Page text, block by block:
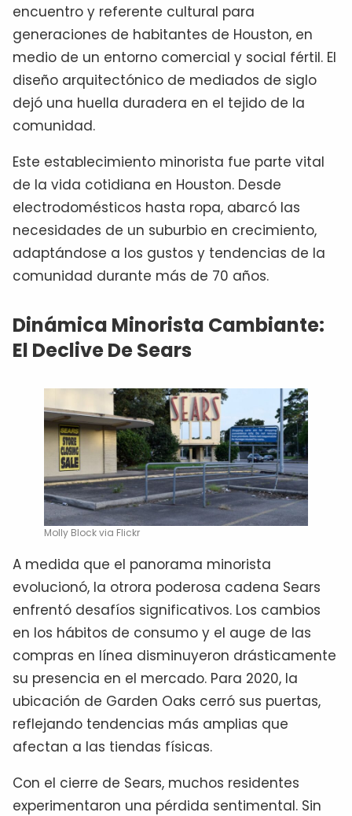
encuentro y referente cultural para
generaciones de habitantes de Houston, en
medio de un entorno comercial y social fértil. El
diseño arquitectónico de mediados de siglo
dejó una huella duradera en el tejido de la
comunidad.
Este establecimiento minorista fue parte vital
de la vida cotidiana en Houston. Desde
electrodomésticos hasta ropa, abarcó las
necesidades de un suburbio en crecimiento,
adaptándose a los gustos y tendencias de la
comunidad durante más de 70 años.
Dinámica Minorista Cambiante:
El Declive De Sears
Molly Block via Flickr
A medida que el panorama minorista
evolucionó, la otrora poderosa cadena Sears
enfrentó desafíos significativos. Los cambios
en los hábitos de consumo y el auge de las
compras en línea disminuyeron drásticamente
su presencia en el mercado. Para 2020, la
ubicación de Garden Oaks cerró sus puertas,
reflejando tendencias más amplias que
afectan a las tiendas físicas.
Con el cierre de Sears, muchos residentes
experimentaron una pérdida sentimental. Sin